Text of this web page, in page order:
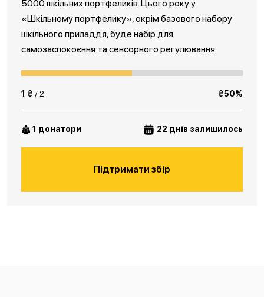
5000 шкільних портфеликів. Цього року у
«Шкільному портфелику», окрім базового набору
шкільного приладдя, буде набір для
самозаспокоєння та сенсорного регулювання.
1 ₴ / 2 ₴50%
1 донатори 22 днів залишилось
Підтримати збір